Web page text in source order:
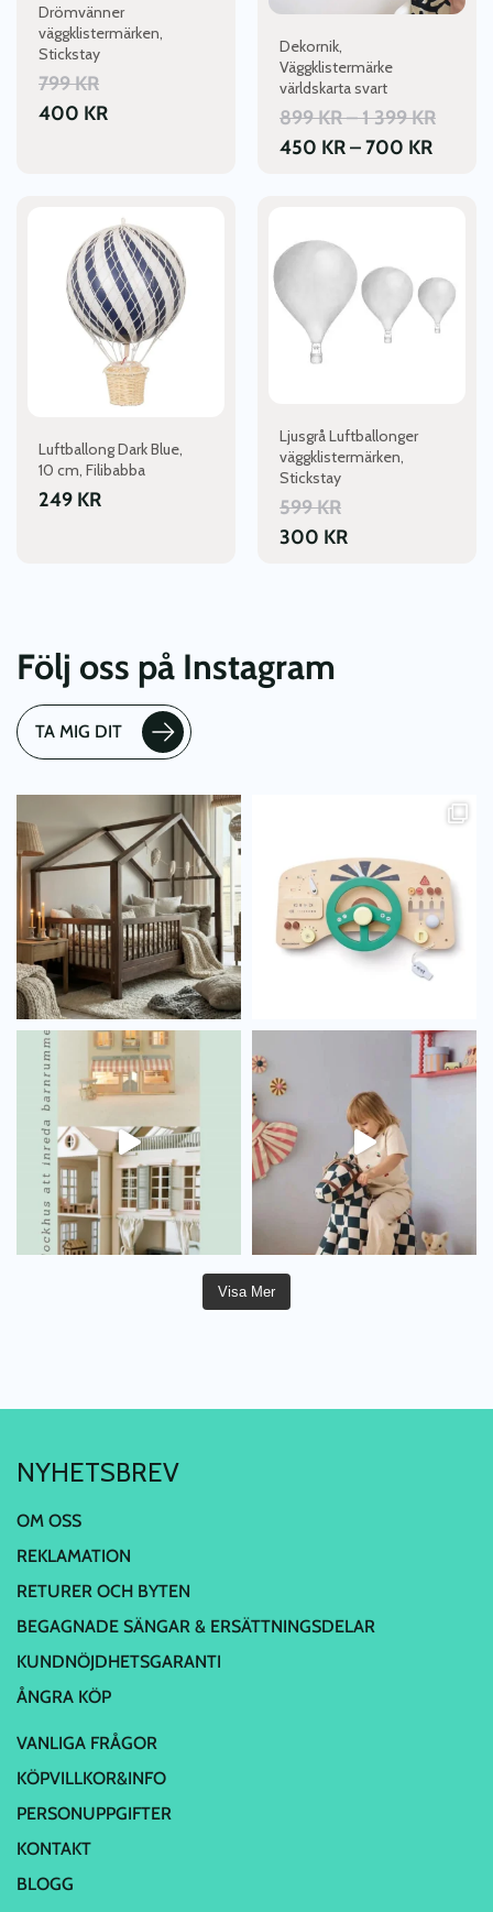
Drömvänner
väggklistermärken,
Stickstay
799KR
400 KR
Dekornik,
Väggklistermärke
världskarta svart
899KR–1 399KR
450 KR–700 KR
produktsidan
Luftballong Dark Blue,
10 cm, Filibabba
249 KR
Ljusgrå Luftballonger
väggklistermärken,
Stickstay
599KR
300 KR
Följ oss på Instagram
TA MIG DIT
Visa Mer
NYHETSBREV
OM OSS
REKLAMATION
RETURER OCH BYTEN
BEGAGNADE SÄNGAR & ERSÄTTNINGSDELAR
KUNDNÖJDHETSGARANTI
ÅNGRA KÖP
VANLIGA FRÅGOR
KÖPVILLKOR&INFO
PERSONUPPGIFTER
KONTAKT
BLOGG